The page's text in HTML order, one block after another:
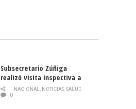
Subsecretario Zúñiga
realizó visita inspectiva a
Hospital Modular Sótero del
Río
NACIONAL, NOTICIAS,SALUD
0